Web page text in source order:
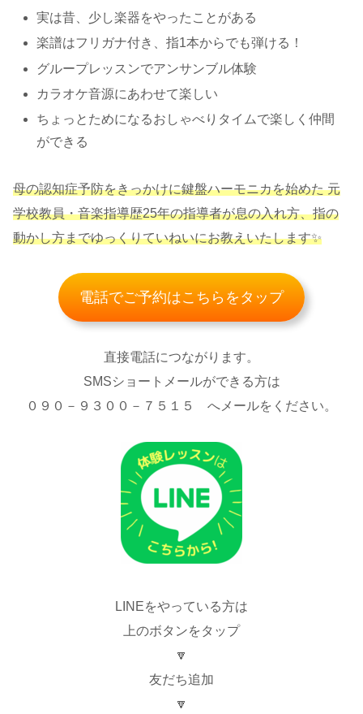
実は昔、少し楽器をやったことがある
楽譜はフリガナ付き、指1本からでも弾ける！
グループレッスンでアンサンブル体験
カラオケ音源にあわせて楽しい
ちょっとためになるおしゃべりタイムで楽しく仲間
ができる
母の認知症予防をきっかけに鍵盤ハーモニカを始めた 元
学校教員・音楽指導歴25年の指導者が息の入れ方、指の
動かし方までゆっくりていねいにお教えいたします✨
電話でご予約はこちらをタップ
直接電話につながります。
SMSショートメールができる方は
０９０－９３００－７５１５ へメールをください。
LINEをやっている方は
上のボタンをタップ
🔽
友だち追加
🔽